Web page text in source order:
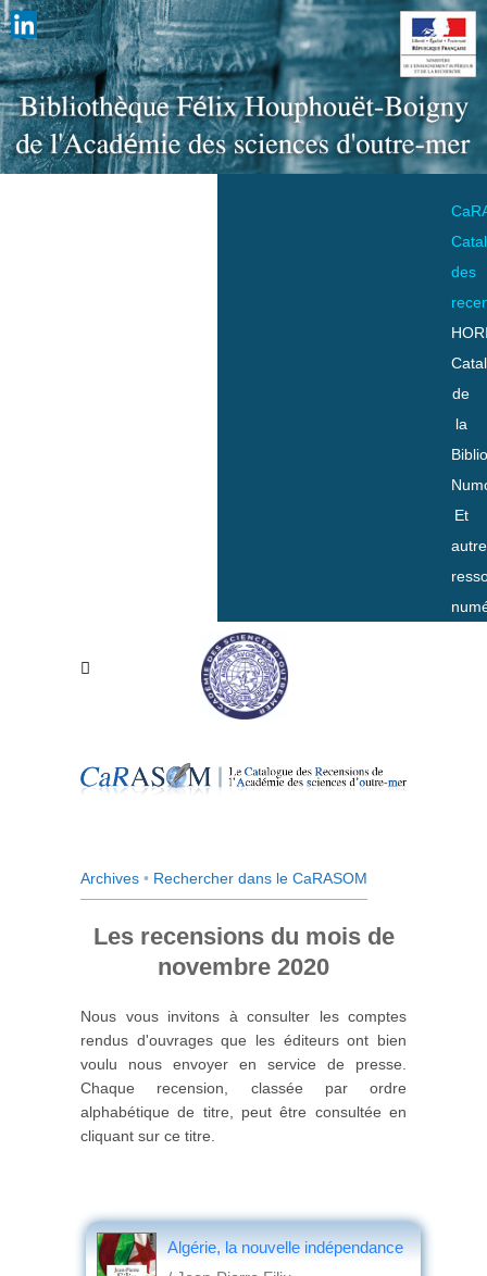
des
de
la
Et
Archives • Rechercher dans le CaRASOM
Les recensions du mois de
novembre 2020
Nous vous invitons à consulter les comptes
rendus d'ouvrages que les éditeurs ont bien
voulu nous envoyer en service de presse.
Chaque recension, classée par ordre
alphabétique de titre, peut être consultée en
cliquant sur ce titre.
Algérie, la nouvelle indépendance